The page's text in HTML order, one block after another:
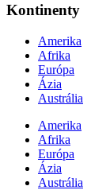
Kontinenty
Amerika
Afrika
Európa
Ázia
Austrália
Amerika
Afrika
Európa
Ázia
Austrália